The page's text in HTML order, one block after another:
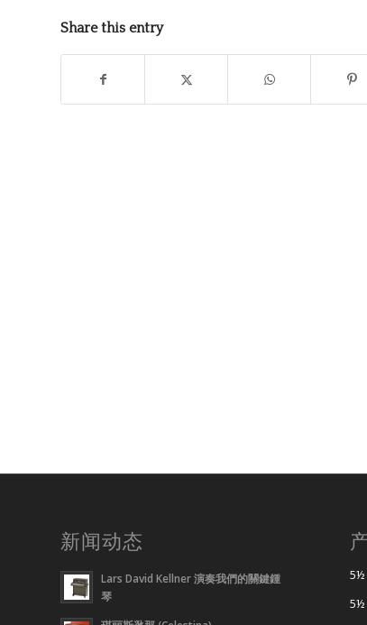
Share this entry
新闻动态
Lars David Kellner 演奏我們的關鍵鍾
琴
5½
5½